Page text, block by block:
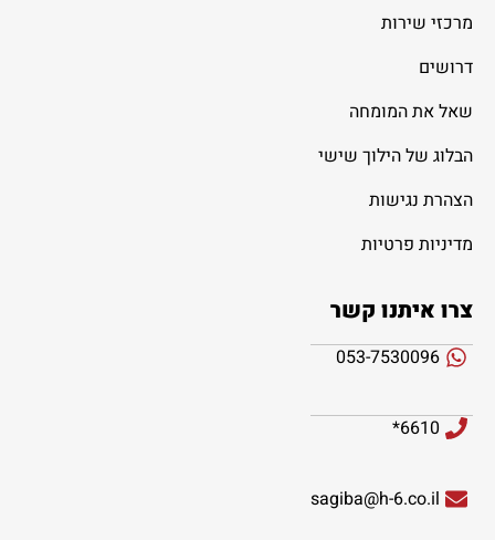
מרכזי שירות
דרושים
שאל את המומחה
הבלוג של הילוך שישי
הצהרת נגישות
מדיניות פרטיות
צרו איתנו קשר
053-7530096
6610*
sagiba@h-6.co.il